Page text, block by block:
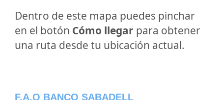
Dentro de este mapa puedes pinchar
en el botón Cómo llegar para obtener
una ruta desde tu ubicación actual.
F.A.Q BANCO SABADELL